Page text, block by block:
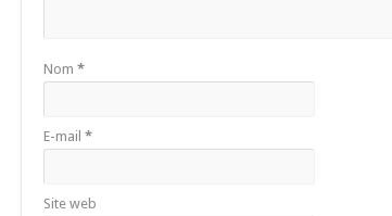
Nom *
E-mail *
Site web